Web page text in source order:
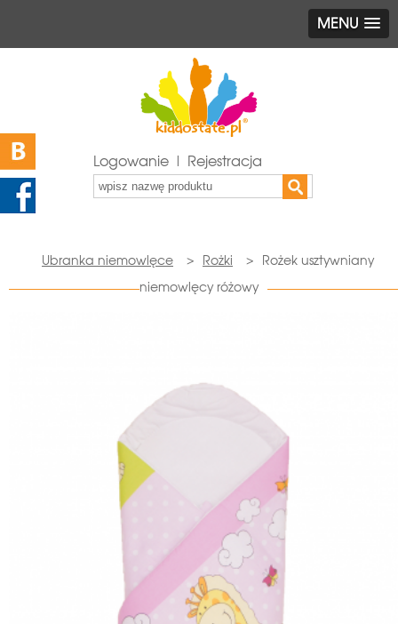
MENU
Logowanie | Rejestracja
Ubranka niemowlęce > Rożki >
Rożek usztywniany
niemowlęcy różowy